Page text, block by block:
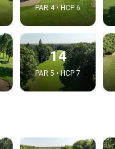
PAR 4 • HCP 6
14
PAR 5 • HCP 7